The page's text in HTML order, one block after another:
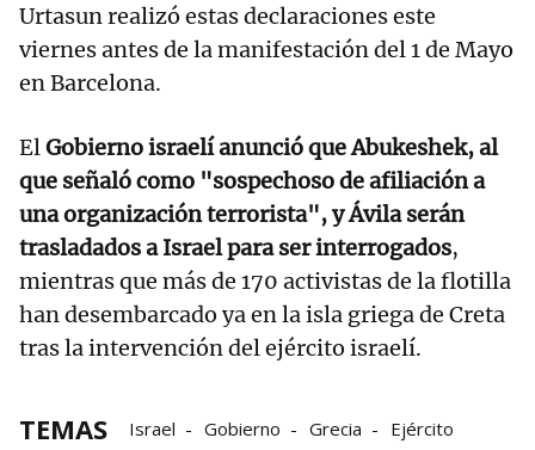
Urtasun realizó estas declaraciones este
viernes antes de la manifestación del 1 de Mayo
en Barcelona.
ElGobierno israelí anunció que Abukeshek, al
que señaló como "sospechoso de afiliación a
una organización terrorista", y Ávila serán
trasladados a Israel para ser interrogados,
mientras que más de 170 activistas de la flotilla
han desembarcado ya en la isla griega de Creta
tras la intervención del ejército israelí.
TEMAS Israel Gobierno Grecia Ejército